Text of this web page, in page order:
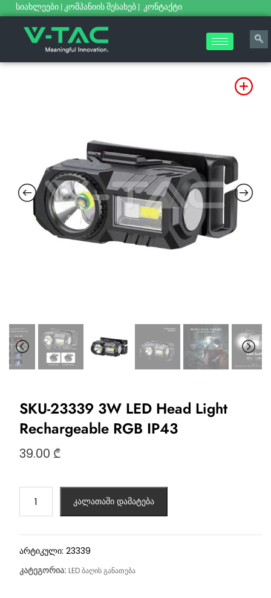
სიახლეები | კომპანიის შესახებ | კონტაქტი
SKU-23339 3W LED Head Light
Rechargeable RGB IP43
39.00 ₾
კალათაში დამატება
არტიკული: 23339
კატეგორია: LED ბაღის განათება